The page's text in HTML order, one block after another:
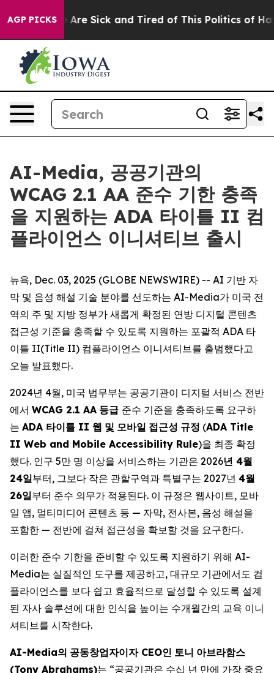
AGP PICKS
“People Are Sick and Tired of This Politics of
AI-Media, 공공기관의
WCAG 2.1 AA 준수 기한 충족
을 지원하는 ADA 타이틀 II 컴
플라이언스 이니셔티브 출시
뉴욕, Dec. 03, 2025 (GLOBE NEWSWIRE) -- AI 기반 자
막 및 음성 해설 기술 분야를 선도하는 AI-Media가 미국 전
역의 주 및 지방 정부가 새롭게 확정된 연방 디지털 콘텐츠
접근성 기준을 충족할 수 있도록 지원하는 포괄적 ADA 타
이틀 II(Title II) 컴플라이언스 이니셔티브를 출범했다고
오늘 발표했다.
2024년 4월, 미국 법무부는 공공기관이 디지털 서비스 전반
에서 WCAG 2.1 AA 등급 준수 기준을 충족하도록 요구하
는 ADA 타이틀 II 웹 및 모바일 접근성 규정 (ADA Title
II Web and Mobile Accessibility Rule)을 최종 확정
했다. 인구 5만 명 이상을 서비스하는 기관은 2026년 4월
24일부터, 그보다 작은 관할구역과 특별구는 2027년 4월
26일부터 준수 의무가 적용된다. 이 규정은 웹사이트, 모바
일 앱, 멀티미디어 콘텐츠 등 — 자막, 전사본, 음성 해설을
포함한 — 전반에 걸쳐 접근성을 확보할 것을 요구한다.
이러한 준수 기한을 준비할 수 있도록 지원하기 위해 AI-
Media는 실질적인 도구를 제공하고, 대규모 기관에서도 컴
플라이언스를 보다 쉽고 효율적으로 달성할 수 있도록 설계
된 자사 솔루션에 대한 인식을 높이는 수개월간의 교육 이니
셔티브를 시작한다.
AI-Media의 공동창업자이자CEO인 토니 아브라함스
(Tony Abrahams)는 “공공기관은 수십 년 만에 가장 중요